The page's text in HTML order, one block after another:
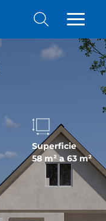
Superficie
58 m² a 63 m²